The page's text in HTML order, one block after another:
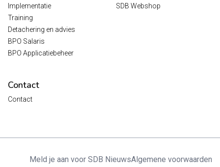
Implementatie
Training
Detachering en advies
BPO Salaris
BPO Applicatiebeheer
SDB Webshop
Contact
Contact
Meld je aan voor SDB NieuwsAlgemene voorwaarden